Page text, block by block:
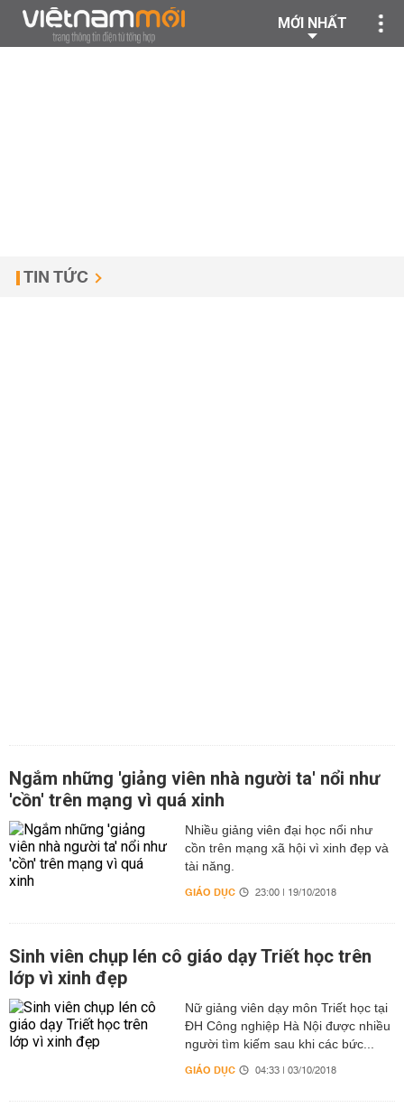
MỚI NHẤT
TIN TỨC
Ngắm những 'giảng viên nhà người ta' nổi như
'cồn' trên mạng vì quá xinh
Nhiều giảng viên đại học nổi như
cồn trên mạng xã hội vì xinh đẹp và
tài năng.
GIÁO DỤC 23:00 | 19/10/2018
Sinh viên chụp lén cô giáo dạy Triết học trên
lớp vì xinh đẹp
Nữ giảng viên dạy môn Triết học tại
ĐH Công nghiệp Hà Nội được nhiều
người tìm kiếm sau khi các bức...
GIÁO DỤC 04:33 | 03/10/2018